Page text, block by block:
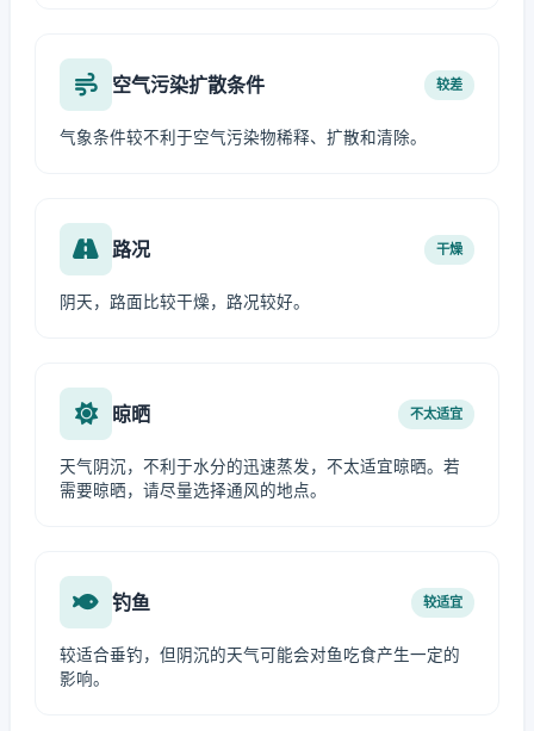
空气污染扩散条件 较差
气象条件较不利于空气污染物稀释、扩散和清除。
路况 干燥
阴天，路面比较干燥，路况较好。
晾晒 不太适宜
天气阴沉，不利于水分的迅速蒸发，不太适宜晾晒。若
需要晾晒，请尽量选择通风的地点。
钓鱼 较适宜
较适合垂钓，但阴沉的天气可能会对鱼吃食产生一定的
影响。